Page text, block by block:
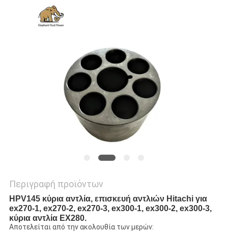
PRIVACY
POLICY
Περιγραφή προϊόντων
HPV145 κύρια αντλία, επισκευή αντλιών Hitachi για
ex270-1, ex270-2, ex270-3, ex300-1, ex300-2, ex300-3,
κύρια αντλία EX280.
Αποτελείται από την ακολουθία των μερών: